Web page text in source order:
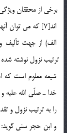
اند[7] كه مي توان آنها را به دو دسته كلي تقسيم كرد:
الف) از جهت
شيعه معلوم است كه
خدا ـ صلّي الله عليه
را به ترتيب نزول و
و ابن حجر سني گويد: